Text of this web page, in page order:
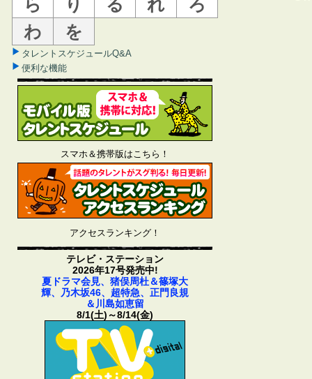
ら
り る れ
ろ
わ
を
タレントスケジュールQ&A
便利な機能
スマホ＆携帯版はこちら！
アクセスランキング！
テレビ・ステーション
2026年17号発売中!
夏ドラマ会見、猪俣周杜＆篠塚大
輝、乃木坂46、超特急、正門良規
＆川島如恵留
8/1(土)～8/14(金)